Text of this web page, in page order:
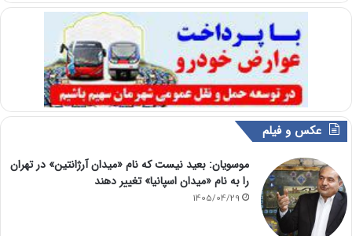
عکس و فیلم
موسویان: بعید نیست که نام «میدان آرژانتین» در تهران
را به نام «میدان اسپانیا» تغییر دهند
1405/04/29